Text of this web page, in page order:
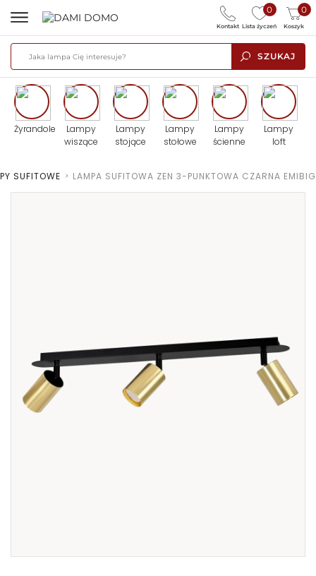
SZUKAJ
0
Lista życzeń
0
Koszyk
Kontakt
Żyrandole
Lampy
wiszące
Lampy
stojące
Lampy
stołowe
Lampy
ścienne
Lampy
loft
SUFITOWE > LAMPA SUFITOWA ZEN 3-PUNKTOWA CZARNA EMIBIG